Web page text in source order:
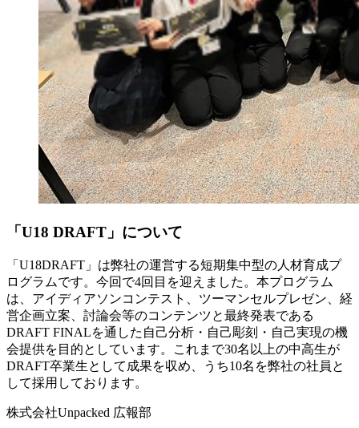
「U18 DRAFT」について
「U18DRAFT」は弊社の運営する短期集中型の人材育成プ
ログラムです。今回で4回目を迎えました。本プログラム
は、アイディアソンコンテスト、ツーマンセルプレゼン、経
営企画立案、討論会等のコンテンツと最終発表である
DRAFT FINALを通した自己分析・自己彫刻・自己実現の機
会提供を目的としています。これまで30名以上の中高生が
DRAFT卒業生として成果を収め、うち10名を弊社の社員と
して採用しております。
株式会社Unpacked 広報部